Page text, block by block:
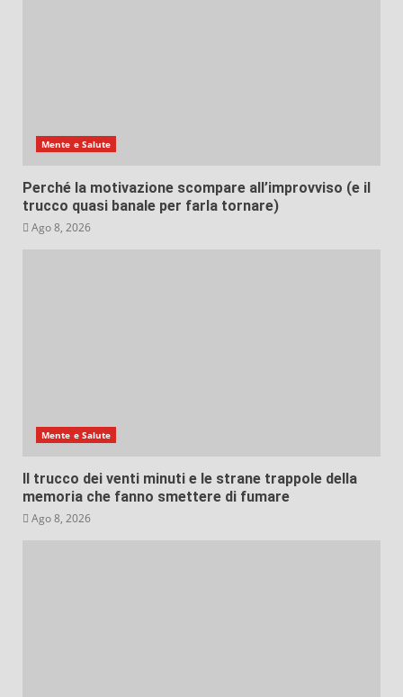
Mente e Salute
Perché la motivazione scompare all’improvviso (e il
trucco quasi banale per farla tornare)
Ago 8, 2026
Mente e Salute
Il trucco dei venti minuti e le strane trappole della
memoria che fanno smettere di fumare
Ago 8, 2026